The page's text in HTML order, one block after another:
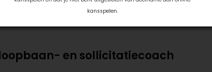
kansspelen.
en sollicitatiecoach